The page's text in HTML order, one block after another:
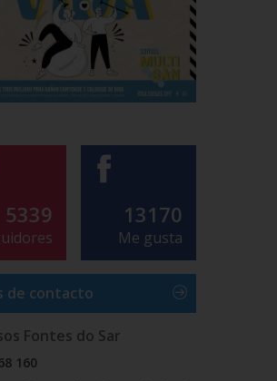
5339 13170
Me gusta
de contacto
Fontes do Sar
160